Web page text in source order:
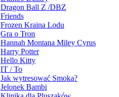
Dragon Ball Z /DBZ
Friends
Frozen Kraina Lodu
Gra o Tron
Hannah Montana Miley Cyrus
Harry Potter
Hello Kitty
IT / To
Jak wytresować Smoka?
Jelonek Bambi